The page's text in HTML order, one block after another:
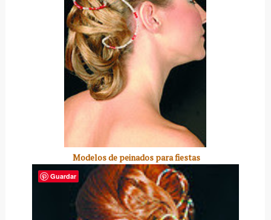
Modelos de peinados para fiestas
Guardar